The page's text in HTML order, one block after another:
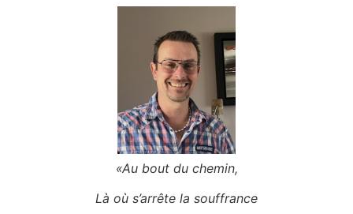
«Au bout du chemin,
Là où s’arrête la souffrance